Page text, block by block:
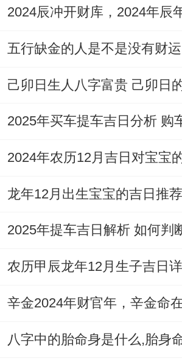
说句心里话，:开光、掘井、
59）、巳时（09:00-10:59）
00-16:59）、酉时（17：00-
适合人群:新婚夫妇、家庭搬
是综合性强的大吉之日。
2026年5月7日- 星期日；农历
取；忌:开市、交易、嫁娶；
59）、辰时（07：00-08：
（11：00-12：59）、未时（